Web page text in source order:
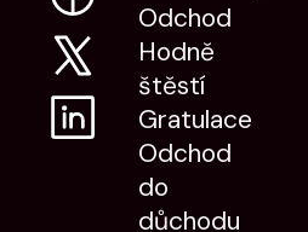
Odchod
Hodně
štěstí
Gratulace
Odchod
do
důchodu